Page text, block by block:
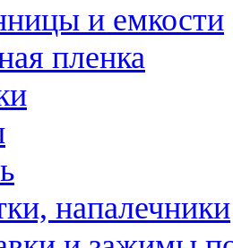
и емкости
пленка
напалечники